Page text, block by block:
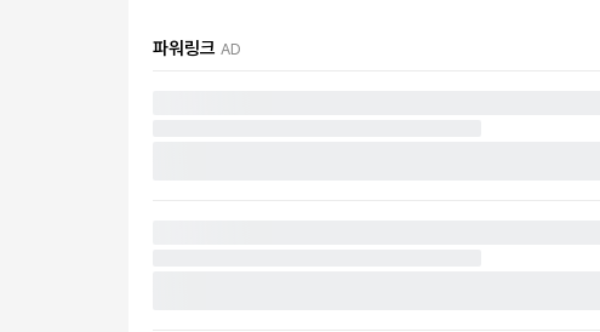
파워링크 AD